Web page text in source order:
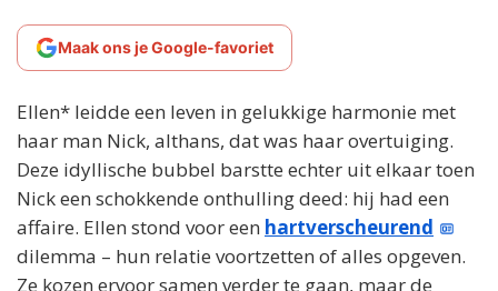
Maak ons je Google-favoriet
Ellen* leidde een leven in gelukkige harmonie met
haar man Nick, althans, dat was haar overtuiging.
Deze idyllische bubbel barstte echter uit elkaar toen
Nick een schokkende onthulling deed: hij had een
affaire. Ellen stond voor een hartverscheurend
dilemma – hun relatie voortzetten of alles opgeven.
Ze kozen ervoor samen verder te gaan, maar de